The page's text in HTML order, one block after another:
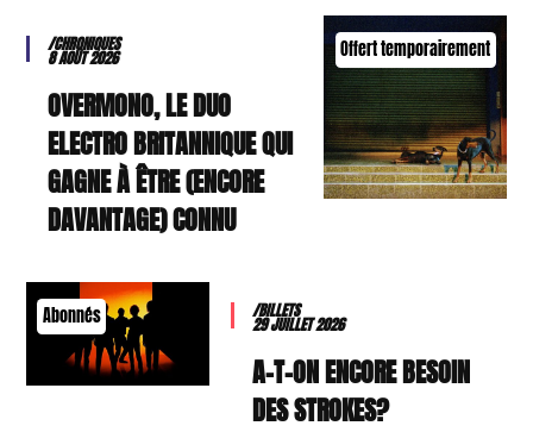
Offert temporairement
/CHRONIQUES
8 AOÛT 2026
OVERMONO, LE DUO
ELECTRO BRITANNIQUE QUI
GAGNE À ÊTRE (ENCORE
DAVANTAGE) CONNU
Abonnés /BILLETS
29 JUILLET 2026
A-T-ON ENCORE BESOIN
DES STROKES?